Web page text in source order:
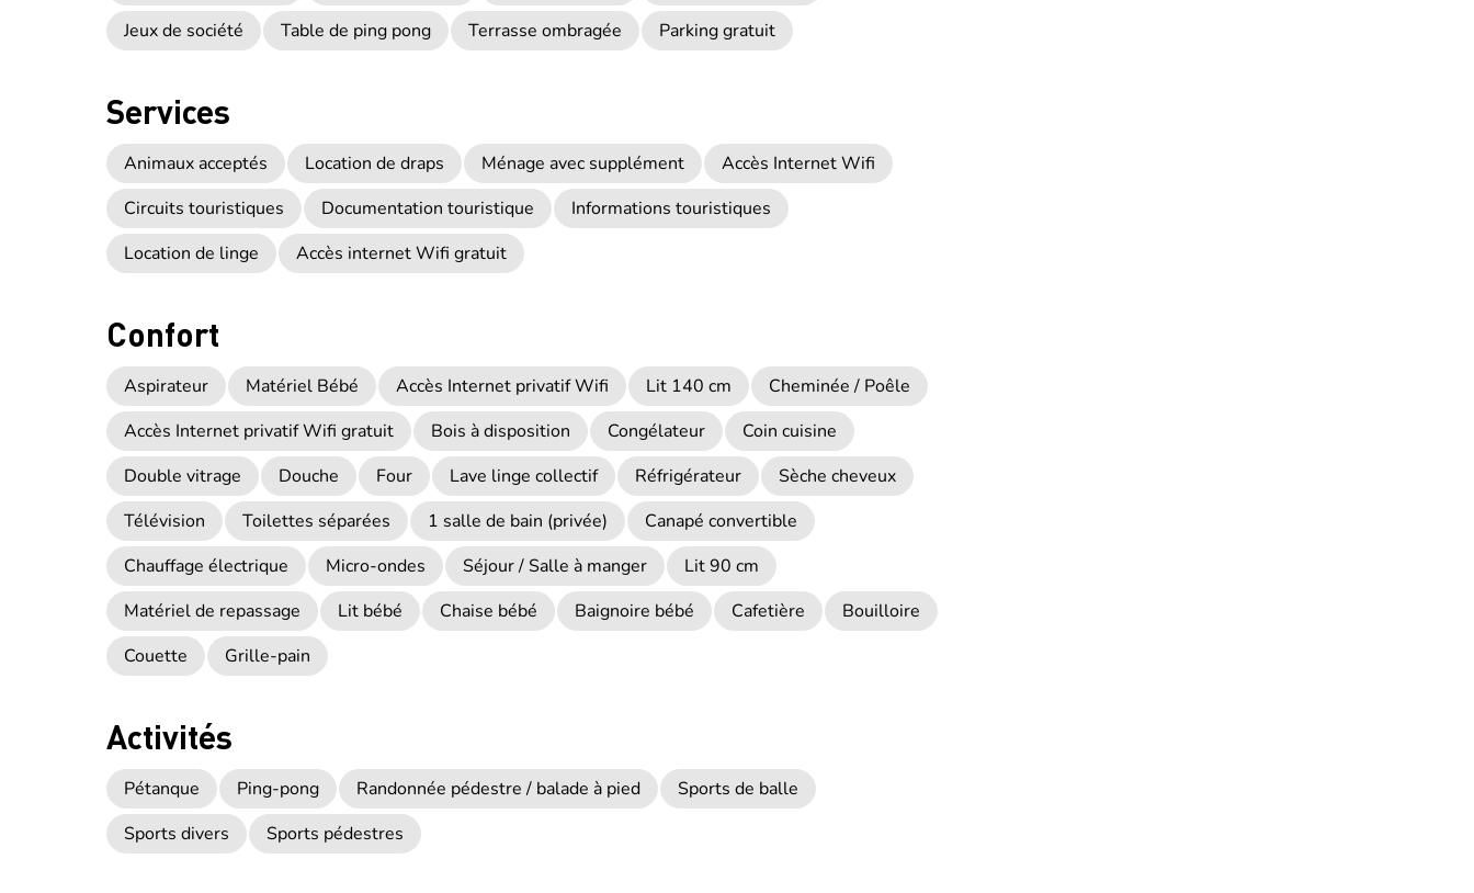
Jeux de société
Table de ping pong Terrasse ombragée Parking gratuit
Services
Animaux acceptés Location de draps Ménage avec supplément
Accès Internet Wifi
Circuits touristiques
Documentation touristique
Informations touristiques
Location de linge
Accès internet Wifi gratuit
Confort
Aspirateur Matériel Bébé Accès Internet privatif Wifi Lit 140 cm
Cheminée / Poêle
Accès Internet privatif Wifi gratuit
Bois à disposition Congélateur
Coin cuisine
Double vitrage
Douche Four Lave linge collectif Réfrigérateur
Sèche cheveux
Télévision
Toilettes séparées 1 salle de bain (privée)
Canapé convertible
Chauffage électrique
Micro-ondes Séjour / Salle à manger
Lit 90 cm
Matériel de repassage
Lit bébé Chaise bébé Baignoire bébé Cafetière
Bouilloire
Couette
Grille-pain
Activités
Pétanque Ping-pong Randonnée pédestre / balade à pied
Sports de balle
Sports divers
Sports pédestres